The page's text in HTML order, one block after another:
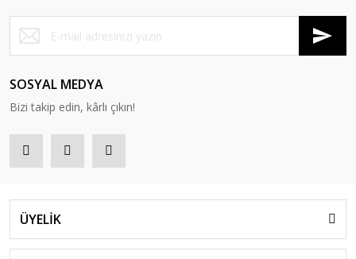
SOSYAL MEDYA
Bizi takip edin, kârlı çıkın!
ÜYELİK